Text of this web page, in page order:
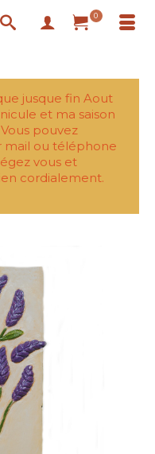
0
jusque fin Aout
et ma saison
pouvez
mail ou téléphone
vous et
cordialement.